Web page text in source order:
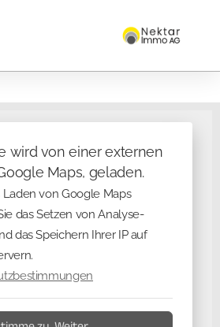
wird von einer externen
Maps, geladen.
Laden von Google Maps
das Setzen von Analyse-
das Speichern Ihrer IP auf